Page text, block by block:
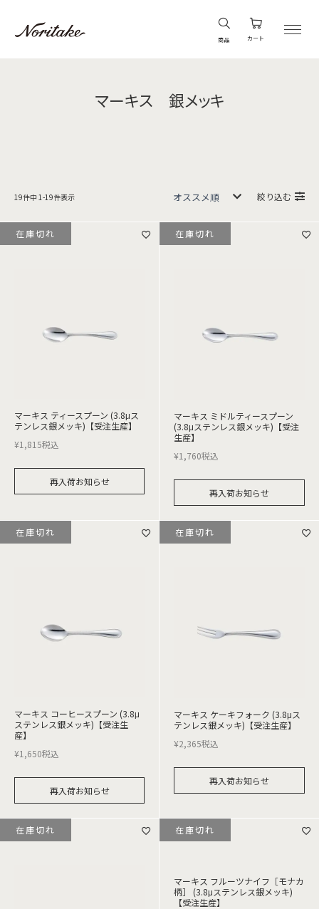
商品 カート
マーキス 銀メッキ
19件中 1 -19件表示 絞り込む
マーキス ティースプーン (3.8μス
テンレス銀メッキ)【受注生産】
¥1,815税込
再入荷お知らせ
在庫切れ
マーキス ミドルティースプーン
(3.8μステンレス銀メッキ)【受注
生産】
¥1,760税込
再入荷お知らせ
在庫切れ
マーキス コーヒースプーン (3.8μ
ステンレス銀メッキ)【受注生
産】
¥1,650税込
再入荷お知らせ
在庫切れ
マーキス ケーキフォーク (3.8μス
テンレス銀メッキ)【受注生産】
¥2,365税込
再入荷お知らせ
在庫切れ
在庫切れ
マーキス フルーツナイフ［モナカ
柄］ (3.8μステンレス銀メッキ)
【受注生産】
在庫切れ